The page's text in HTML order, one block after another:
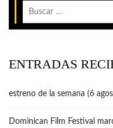
ENTRADAS
estreno de la semana (6
Dominican Film Festival